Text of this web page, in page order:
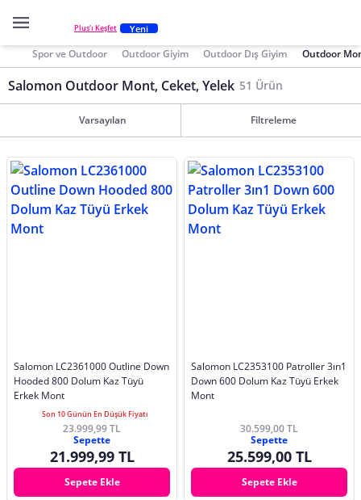
Plus'ı Keşfet Yeni
Spor ve Outdoor Outdoor Giyim Outdoor Dış Giyim Outdoor
Salomon Outdoor Mont, Ceket, Yelek 51 Ürün
Varsayılan Filtreleme
Salomon LC2361000 Outline Down
Hooded 800 Dolum Kaz Tüyü
Erkek Mont
Son 10 Günün En Düşük Fiyatı
23.999,99 TL
Sepette
21.999,99 TL
Sepete Ekle
Salomon LC2353100 Patroller 3ın1
Down 600 Dolum Kaz Tüyü Erkek
Mont
30.599,00 TL
Sepette
25.599,00 TL
Sepete Ekle